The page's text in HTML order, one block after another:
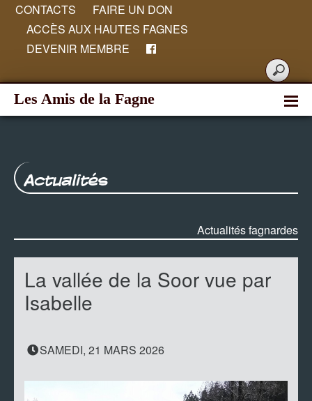
CONTACTS
FAIRE UN DON
ACCÈS AUX HAUTES FAGNES
DEVENIR MEMBRE
Les Amis de la Fagne
Actualités
Actualités fagnardes
La vallée de la Soor vue par
Isabelle
SAMEDI, 21 MARS 2026